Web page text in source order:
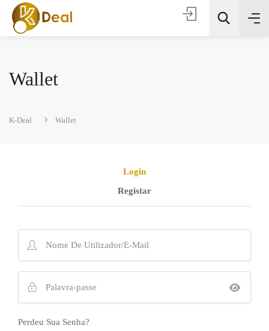
Procura
Wallet
K-Deal Wallet
Login
Registar
Perdeu Sua Senha?